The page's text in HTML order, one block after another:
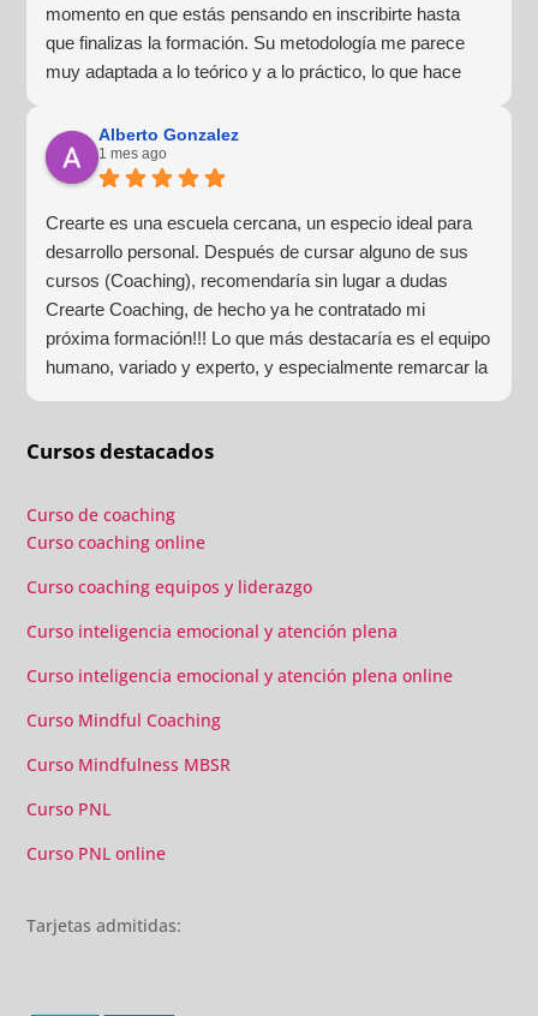
momento en que estás pensando en inscribirte hasta
que finalizas la formación. Su metodología me parece
muy adaptada a lo teórico y a lo práctico, lo que hace
¡Para mí fue una excelente experiencia!
Alberto Gonzalez
1 mes ago
Crearte es una escuela cercana, un especio ideal para
desarrollo personal. Después de cursar alguno de sus
cursos (Coaching), recomendaría sin lugar a dudas
Crearte Coaching, de hecho ya he contratado mi
próxima formación!!! Lo que más destacaría es el equipo
humano, variado y experto, y especialmente remarcar la
añadido con multitud de formaciones, seminarios y
gran liderazgo de Beatriz Ricondo!!!
Cursos destacados
Curso de coaching
Curso coaching online
Curso coaching equipos y liderazgo
Curso inteligencia emocional y atención plena
Curso inteligencia emocional y atención plena online
Curso Mindful Coaching
Curso Mindfulness MBSR
Curso PNL
Curso PNL online
Tarjetas admitidas: